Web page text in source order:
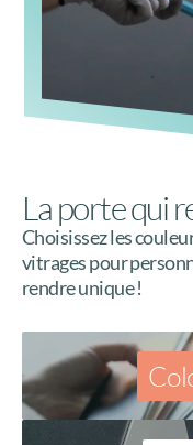
La porte qui
Choisissez les
vitrages pour
rendre unique !